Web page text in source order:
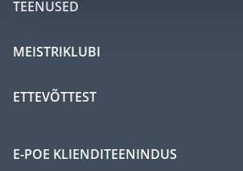
TEENUSED
MEISTRIKLUBI
ETTEVÕTTEST
E-POE KLIENDITEENINDUS